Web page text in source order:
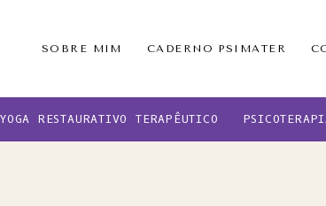
SOBRE MIM CADERNO PSIMATER
YOGA RESTAURATIVO TERAPÊUTICO